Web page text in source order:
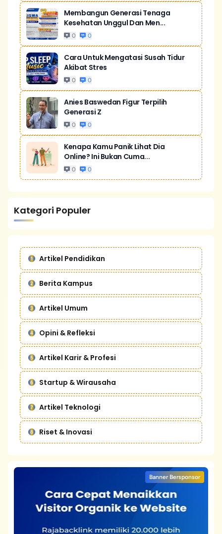
Membangun Generasi Tenaga
Kesehatan Unggul Dan Men...
0 0
Cara Untuk Mengatasi Susah Tidur
Akibat Stres
0 0
Anies Baswedan Figur Terpilih
Generasi Z
0 0
Kenapa Kamu Panik Lihat Dia
Online? Ini Bukan Cuma...
0 0
Kategori Populer
Artikel Pendidikan
Berita Kampus
Artikel Umum
Opini & Refleksi
Artikel Karir & Profesi
Startup & Wirausaha
Artikel Teknologi
Riset & Inovasi
Banner Bersponsor